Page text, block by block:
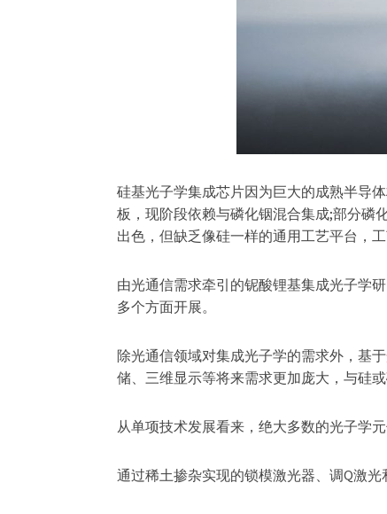
硅基光子学集成芯片因为巨大的成熟半导
板，现阶段依赖与磷化铟混合集成;部分磷
出色，但缺乏像硅一样的通用工艺平台，
由光通信需求牵引的铌酸锂基集成光子学
多个方面开展。
除光通信领域对集成光子学的需求外，基
储、三维显示等将来需求更加庞大，与硅
从单项技术发展看来，绝大多数的光子学
通过稀土掺杂实现的锁模激光器、调Q激光